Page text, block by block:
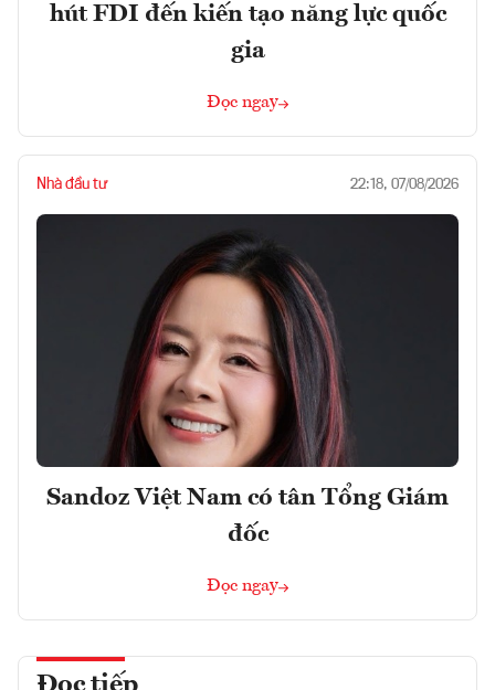
hút FDI đến kiến tạo năng lực quốc
gia
Đọc ngay
Nhà đầu tư 22:18, 07/08/2026
Sandoz Việt Nam có tân Tổng Giám
đốc
Đọc ngay